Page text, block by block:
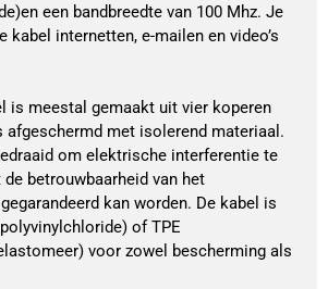
een bandbreedte van 100 Mhz. Je
kabel internetten, e-mailen en video’s
is meestal gemaakt uit vier koperen
afgeschermd met isolerend materiaal.
om elektrische interferentie te
betrouwbaarheid van het
kan worden. De kabel is
of TPE
voor zowel bescherming als